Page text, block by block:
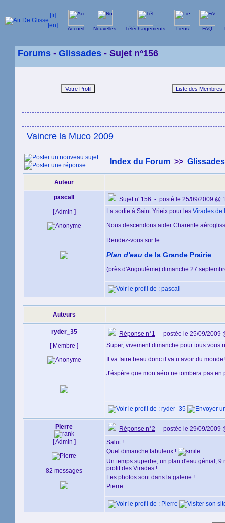
Accueil Nouvelles Téléchargements Liens FAQ
Forums - Glissades - Sujet n°156
Vaincre la Muco 2009
Index du Forum>> Glissades
Auteur
pascall
[ Admin ]
Sujet n°156 - posté le 25/09/2009 @
La sortie à Saint Yrieix pour les Virades de
Nous descendons aider Charente
Rendez-vous sur le
Plan d'eaude la Grande Prairie
(près d'Angoulème) dimanche 27
Auteurs
ryder_35
[ Membre ]
Réponse n°1 - postée le 25/09/2009
Super, vivement dimanche pour tous vous
Il va faire beau donc il va u avoir du
J'éspère que mon aéro ne tombera pas
Pierre
[ Admin ]
82 messages
Réponse n°2 - postée le 29/09/2009
Salut !
Quel dimanche fabuleux !
Un temps superbe, un plan d'eau génial,
profit des Virades !
Les photos sont dans la galerie !
Pierre.